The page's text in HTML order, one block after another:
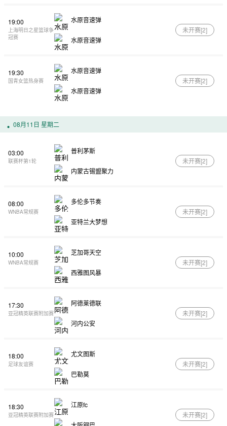
19:00
上海明日之星篮球争
冠赛
水原音速弹
水原音速弹
未开赛[2]
19:30
国青女篮热身赛
水原音速弹
水原音速弹
未开赛[2]
08月11日 星期二
03:00
联赛杯第1轮
普利茅斯
内蒙古锡盟聚力
未开赛[2]
08:00
WNBA常规赛
多伦多节奏
亚特兰大梦想
未开赛[2]
10:00
WNBA常规赛
芝加哥天空
西雅图风暴
未开赛[2]
17:30
亚冠精英联赛附加赛
阿德莱德联
河内公安
未开赛[2]
18:00
足球友谊赛
尤文图斯
巴勒莫
未开赛[2]
18:30
亚冠精英联赛附加赛
江原fc
未开赛[2]